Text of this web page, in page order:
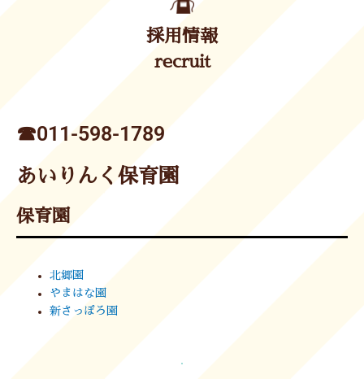
採用情報
recruit
☎︎011-598-1789
あいりんく保育園
保育園
北郷園
やまはな園
新さっぽろ園